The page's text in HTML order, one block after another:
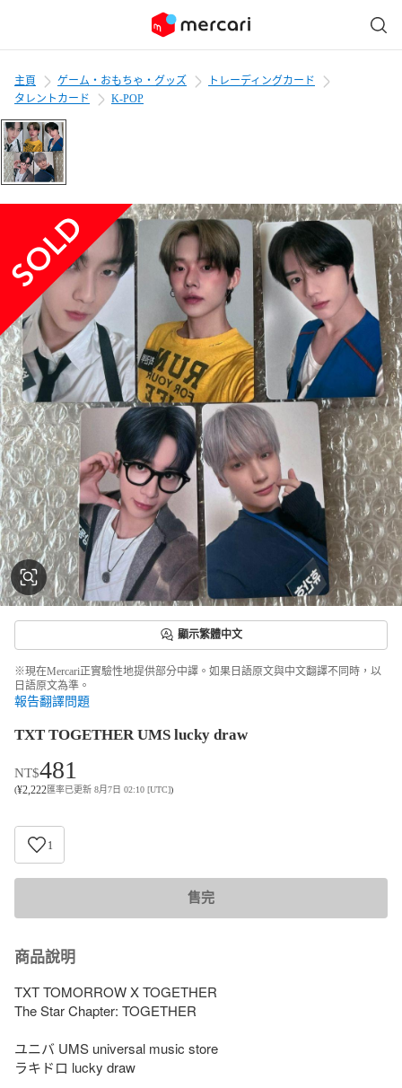
主頁 ゲーム・おもちゃ・グッズ
トレーディングカード
タレントカード
K-POP
顯示繁體中文
※現在Mercari正實驗性地提供部分中譯。如果日語原文與中文翻譯不同時，以
日語原文為準。
報告翻譯問題
TXT TOGETHER UMS lucky draw
NT$481
(¥2,222匯率已更新 8月7日 02:10 [UTC])
1
售完
商品說明
TXT TOMORROW X TOGETHER
The Star Chapter: TOGETHER
ユニバ UMS universal music store
ラキドロ lucky draw